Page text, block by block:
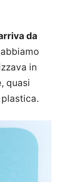
da
in
quasi